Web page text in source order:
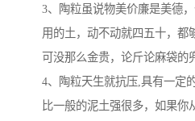
3、陶粒虽说物美价廉是美德
用的土，动不动就四五十，都
可没那么金贵，论斤论麻袋的
4、陶粒天生就抗压,具有一定
比一般的泥土强很多，如果你